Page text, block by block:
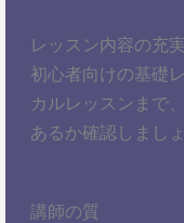
レッスン内容の充
初心者向けの基礎
カルレッスンまで
あるか確認しましょ
講師の質